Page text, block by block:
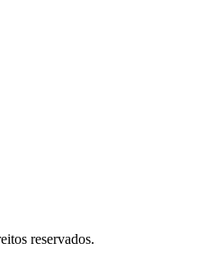
reservados.